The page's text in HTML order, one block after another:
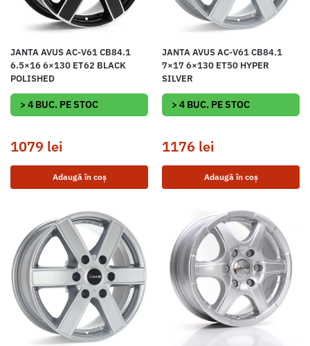
JANTA AVUS AC-V61 CB84.1
6.5×16 6×130 ET62 BLACK
POLISHED
> 4 BUC. PE STOC
1079 lei
Adaugă în coș
JANTA AVUS AC-V61 CB84.1
7×17 6×130 ET50 HYPER
SILVER
> 4 BUC. PE STOC
1176 lei
Adaugă în coș